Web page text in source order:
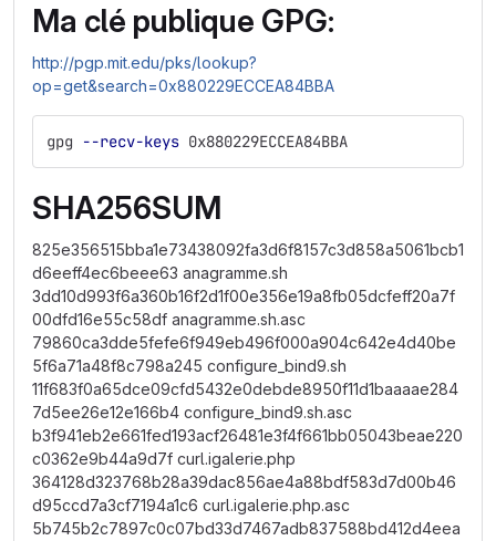
Ma clé publique GPG:
http://pgp.mit.edu/pks/lookup?
op=get&search=0x880229ECCEA84BBA
gpg --recv-keys 0x880229ECCEA84BBA
SHA256SUM
825e356515bba1e73438092fa3d6f8157c3d858a5061bcb1
d6eeff4ec6beee63 anagramme.sh
3dd10d993f6a360b16f2d1f00e356e19a8fb05dcfeff20a7f
00dfd16e55c58df anagramme.sh.asc
79860ca3dde5fefe6f949eb496f000a904c642e4d40be
5f6a71a48f8c798a245 configure_bind9.sh
11f683f0a65dce09cfd5432e0debde8950f11d1baaaae284
7d5ee26e12e166b4 configure_bind9.sh.asc
b3f941eb2e661fed193acf26481e3f4f661bb05043beae220
c0362e9b44a9d7f curl.igalerie.php
364128d323768b28a39dac856ae4a88bdf583d7d00b46
d95ccd7a3cf7194a1c6 curl.igalerie.php.asc
5b745b2c7897c0c07bd33d7467adb837588bd412d4eea